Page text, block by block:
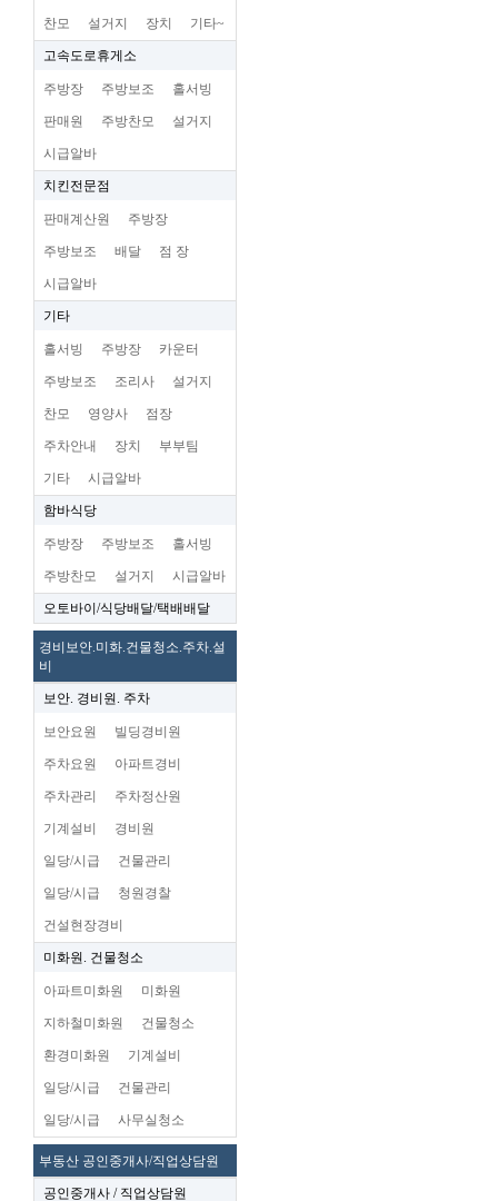
찬모 설거지 장치 기타~
고속도로휴게소
주방장 주방보조 홀서빙
판매원 주방찬모 설거지
시급알바
치킨전문점
판매계산원 주방장
주방보조 배달 점 장
시급알바
기타
홀서빙 주방장 카운터
주방보조 조리사 설거지
찬모 영양사 점장
주차안내 장치 부부팀
기타 시급알바
함바식당
주방장 주방보조 홀서빙
주방찬모 설거지 시급알바
오토바이/식당배달/택배배달
경비보안.미화.건물청소.주차.설
비
보안. 경비원. 주차
보안요원 빌딩경비원
주차요원 아파트경비
주차관리 주차정산원
기계설비 경비원
일당/시급 건물관리
일당/시급 청원경찰
건설현장경비
미화원. 건물청소
아파트미화원 미화원
지하철미화원 건물청소
환경미화원 기계설비
일당/시급 건물관리
일당/시급 사무실청소
부동산 공인중개사/직업상담원
공인중개사 / 직업상담원